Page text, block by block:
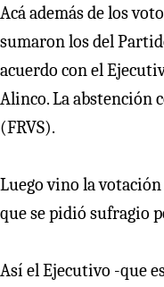
Acá además de los
sumaron los del
acuerdo con el
Alinco. La abstención
(FRVS).
Luego vino la
que se pidió sufragio
Así el Ejecutivo -que